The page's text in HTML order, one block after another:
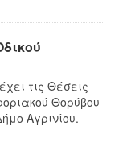
τις Θέσεις
Θορύβου
Αγρινίου.